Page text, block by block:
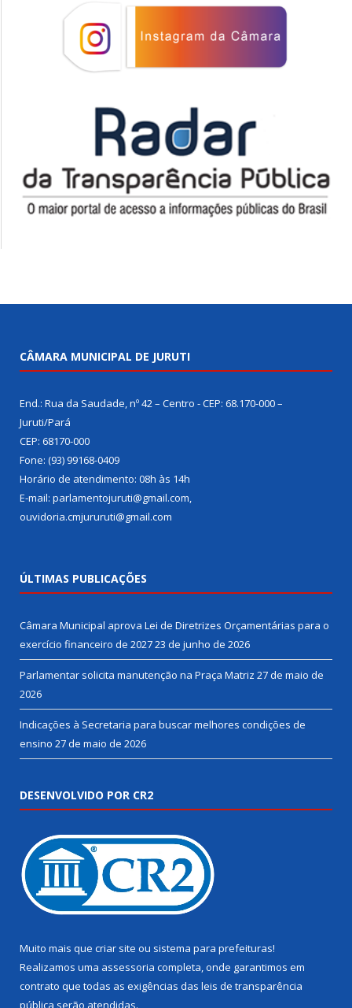
CÂMARA MUNICIPAL DE JURUTI
End.: Rua da Saudade, nº 42 – Centro - CEP: 68.170-000 –
Juruti/Pará
CEP: 68170-000
Fone: (93) 99168-0409
Horário de atendimento: 08h às 14h
E-mail: parlamentojuruti@gmail.com,
ouvidoria.cmjururuti@gmail.com
ÚLTIMAS PUBLICAÇÕES
Câmara Municipal aprova Lei de Diretrizes Orçamentárias para o
exercício financeiro de 202723 de junho de 2026
Parlamentar solicita manutenção na Praça Matriz 27 de maio de
2026
Indicações à Secretaria para buscar melhores condições de
ensino 27 de maio de 2026
DESENVOLVIDO POR CR2
Muito mais que criar site ou sistema para prefeituras!
Realizamos uma assessoria completa, onde garantimos em
contrato que todas as exigências das leis de transparência
pública serão atendidas.